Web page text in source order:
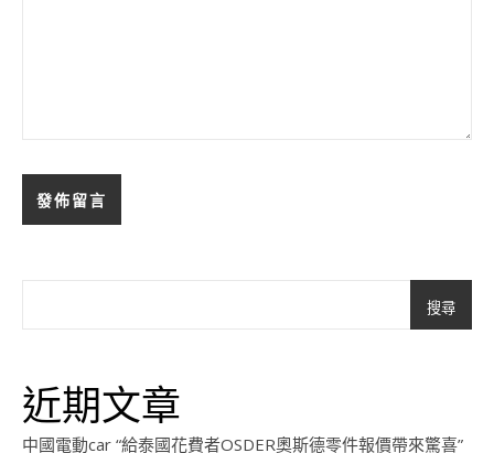
搜尋
近期文章
中國電動car “給泰國花費者OSDER奧斯德零件報價帶來驚喜”